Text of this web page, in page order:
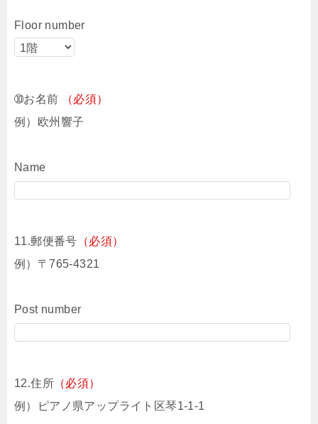
Floor number
➉お名前
（必須）
例）欧州響子
Name
11.郵便番号 （必須）
例）〒765-4321
Post number
12.住所 （必須）
例）ピアノ県アップライト区琴1-1-1